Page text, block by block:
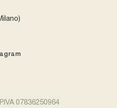
07836250964